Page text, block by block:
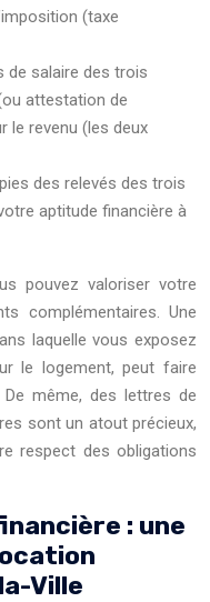
(taxe
de salaire des trois
attestation de
le revenu (les deux
des relevés des trois
aptitude financière à
pouvez valoriser votre
complémentaires. Une
laquelle vous exposez
le logement, peut faire
même, des lettres de
sont un atout précieux,
respect des obligations
: une
Ville